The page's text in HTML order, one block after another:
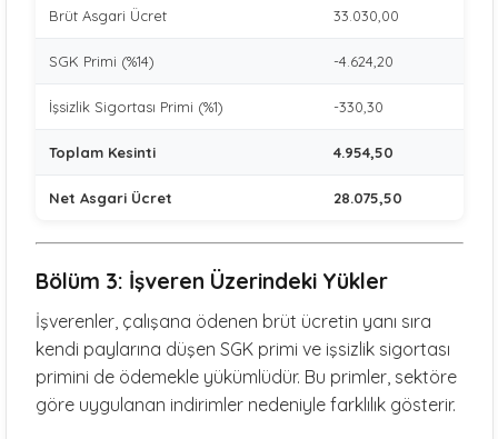
Brüt Asgari Ücret 33.030,00
SGK Primi (%14) -4.624,20
İşsizlik Sigortası Primi (%1) -330,30
Toplam Kesinti 4.954,50
Net Asgari Ücret 28.075,50
Bölüm 3: İşveren Üzerindeki Yükler
İşverenler, çalışana ödenen brüt ücretin yanı sıra
kendi paylarına düşen SGK primi ve işsizlik sigortası
primini de ödemekle yükümlüdür. Bu primler, sektöre
göre uygulanan indirimler nedeniyle farklılık gösterir.